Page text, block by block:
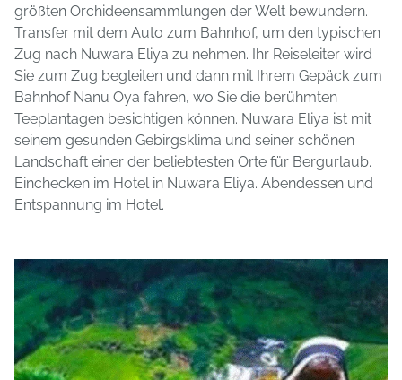
größten Orchideensammlungen der Welt bewundern.
Transfer mit dem Auto zum Bahnhof, um den typischen
Zug nach Nuwara Eliya zu nehmen. Ihr Reiseleiter wird
Sie zum Zug begleiten und dann mit Ihrem Gepäck zum
Bahnhof Nanu Oya fahren, wo Sie die berühmten
Teeplantagen besichtigen können. Nuwara Eliya ist mit
seinem gesunden Gebirgsklima und seiner schönen
Landschaft einer der beliebtesten Orte für Bergurlaub.
Einchecken im Hotel in Nuwara Eliya. Abendessen und
Entspannung im Hotel.